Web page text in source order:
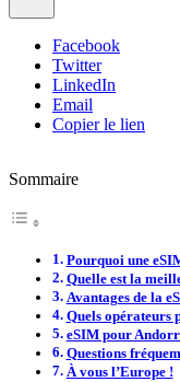
Facebook
Twitter
LinkedIn
Email
Copier le lien
Sommaire
Pourquoi une
Quelle est la
Avantages de la
Quels opérateurs
eSIM pour
Questions
À vous l’Europe !